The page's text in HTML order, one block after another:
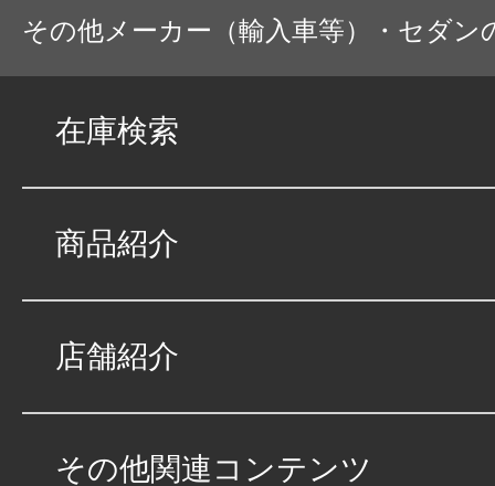
申込みから最後の
4点
その他メーカー（輸入車等）・セダン
在庫検索
商品紹介
店舗紹介
その他関連コンテンツ